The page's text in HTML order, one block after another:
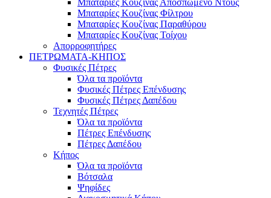
Μπαταρίες Κουζίνας Φίλτρου
Μπαταρίες Κουζίνας Παραθύρου
Μπαταρίες Κουζίνας Τοίχου
Απορροφητήρες
ΠΕΤΡΩΜΑΤΑ-ΚΗΠΟΣ
Φυσικές Πέτρες
Όλα τα προϊόντα
Φυσικές Πέτρες Επένδυσης
Φυσικές Πέτρες Δαπέδου
Τεχνητές Πέτρες
Όλα τα προϊόντα
Πέτρες Επένδυσης
Πέτρες Δαπέδου
Κήπος
Όλα τα προϊόντα
Βότσαλα
Ψηφίδες